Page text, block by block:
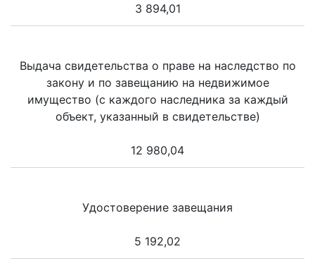
3 894,01
Выдача свидетельства о праве на наследство по
закону и по завещанию на недвижимое
имущество (с каждого наследника за каждый
объект, указанный в свидетельстве)
12 980,04
Удостоверение завещания
5 192,02